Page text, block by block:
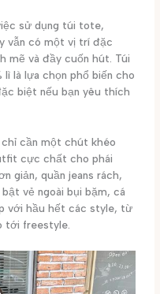
sử dụng túi tote,
vẫn có một vị trí đặc
mẽ và đầy cuốn hút. Túi
là lựa chọn phổ biến cho
biệt nếu bạn yêu thích
cần một chút khéo
cực chất cho phái
giản, quần jeans rách,
vẻ ngoài bụi bặm, cá
với hầu hết các style, từ
tới freestyle.